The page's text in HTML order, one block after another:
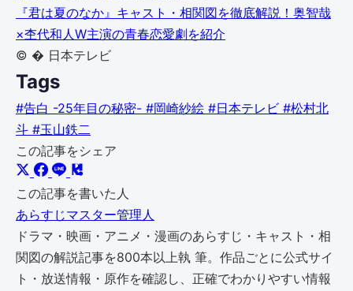
『君は夏のなか』キャスト・相関図を徹底解説！奥智哉
×杢代和人W主演の青春恋愛劇を紹介
© � 日本テレビ
Tags
#告白 -25年目の秘密- #岡崎紗絵 #日本テレビ #松村北
斗 #玉山鉄二
この記事をシェア
この記事を書いた人
あらすじマスター管理人
ドラマ・映画・アニメ・漫画のあらすじ・キャスト・相
関図の解説記事を800本以上執 筆。作品ごとに公式サイ
ト・放送情報・原作を確認し、正確でわかりやすい情報